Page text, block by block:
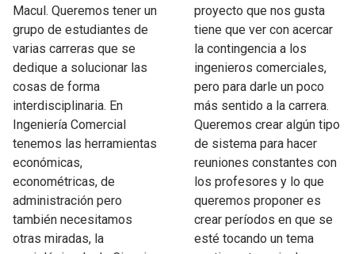
Macul. Queremos tener un
grupo de estudiantes de
varias carreras que se
dedique a solucionar las
cosas de forma
interdisciplinaria. En
Ingeniería Comercial
tenemos las herramientas
económicas,
econométricas, de
administración pero
también necesitamos
otras miradas, la
proyecto que nos gusta
tiene que ver con acercar
la contingencia a los
ingenieros comerciales,
pero para darle un poco
más sentido a la carrera.
Queremos crear algún tipo
de sistema para hacer
reuniones constantes con
los profesores y lo que
queremos proponer es
crear períodos en que se
esté tocando un tema